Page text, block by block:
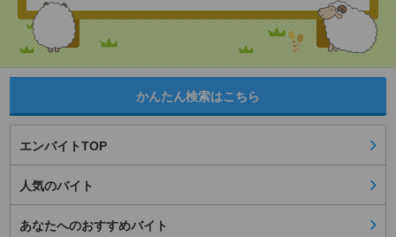
かんたん検索はこちら
エンバイトTOP
人気のバイト
あなたへのおすすめバイト